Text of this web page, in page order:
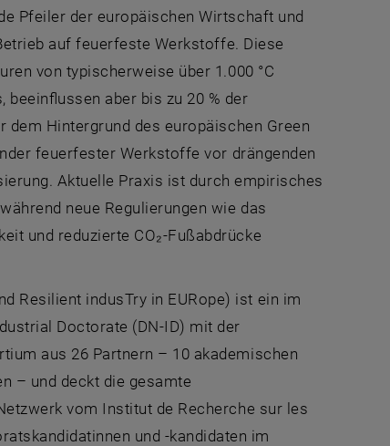
Pfeiler der europäischen Wirtschaft und
auf feuerfeste Werkstoffe. Diese
von typischerweise über 1.000 °C
aber bis zu 20 % der
dem Hintergrund des europäischen Green
feuerfester Werkstoffe vor drängenden
Aktuelle Praxis ist durch empirisches
neue Regulierungen wie das
und reduzierte CO₂-Fußabdrücke
Resilient indusTry in EURope) ist ein im
Doctorate (DN-ID) mit der
aus 26 Partnern – 10 akademischen
– und deckt die gesamte
vom Institut de Recherche sur les
und -kandidaten im